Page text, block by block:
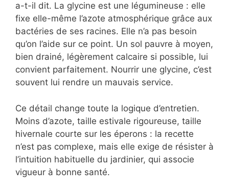
a-t-il dit. La glycine est une légumineuse : elle
fixe elle-même l’azote atmosphérique grâce aux
bactéries de ses racines. Elle n’a pas besoin
qu’on l’aide sur ce point. Un sol pauvre à moyen,
bien drainé, légèrement calcaire si possible, lui
convient parfaitement. Nourrir une glycine, c’est
souvent lui rendre un mauvais service.
Ce détail change toute la logique d’entretien.
Moins d’azote, taille estivale rigoureuse, taille
hivernale courte sur les éperons : la recette
n’est pas complexe, mais elle exige de résister à
l’intuition habituelle du jardinier, qui associe
vigueur à bonne santé.